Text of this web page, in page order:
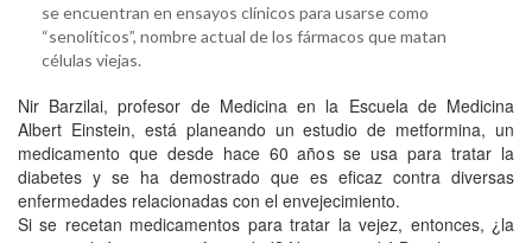
se encuentran en ensayos clínicos para usarse como
“senolíticos”, nombre actual de los fármacos que matan
células viejas.
Nir Barzilai, profesor de Medicina en la Escuela de Medicina
Albert Einstein, está planeando un estudio de metformina, un
medicamento que desde hace 60 años se usa para tratar la
diabetes y se ha demostrado que es eficaz contra diversas
enfermedades relacionadas con el envejecimiento.
Si se recetan medicamentos para tratar la vejez, entonces, ¿la